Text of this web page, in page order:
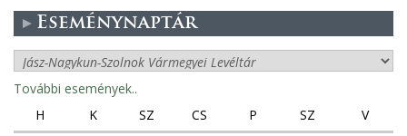
Eseménynaptár
További események..
H
K SZ CS P SZ
V